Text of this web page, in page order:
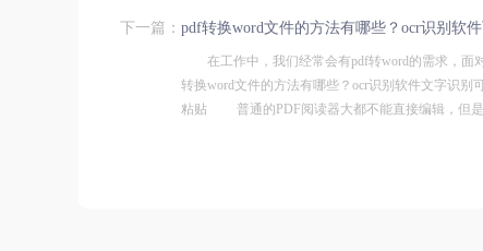
下一篇： pdf转换word文件的方法有哪些？ocr识别软
在工作中，我们经常会有pdf转word的需求，面
转换word文件的方法有哪些？ocr识别软件文字
粘贴 普通的PDF阅读器大都不能直接编辑，但是